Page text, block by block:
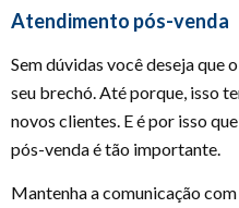
Atendimento pós-venda
Sem dúvidas você deseja que
seu brechó. Até porque, isso
novos clientes. E é por isso
pós-venda é tão importante.
Mantenha a comunicação